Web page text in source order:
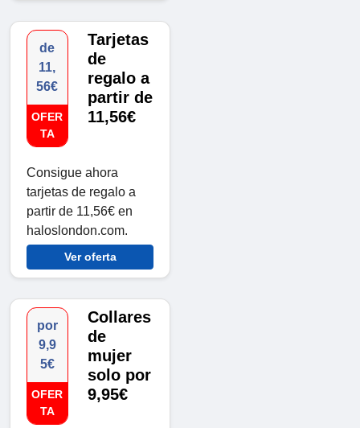
de
11,
56€
OFER
TA
Tarjetas
de
regalo a
partir de
11,56€
Consigue ahora
tarjetas de regalo a
partir de 11,56€ en
haloslondon.com.
Ver oferta
por
9,9
5€
OFER
TA
Collares
de
mujer
solo por
9,95€